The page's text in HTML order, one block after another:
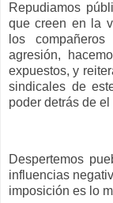
Repudiamos
que creen en la
los
agresión,
expuestos, y
sindicales de
poder detrás de el
Despertemos
influencias
imposición es lo